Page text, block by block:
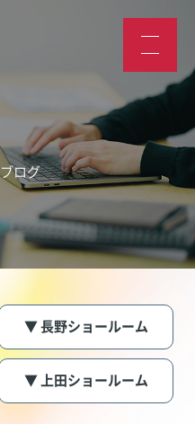
ログ
▼ 長野ショールーム
▼ 上田ショールーム